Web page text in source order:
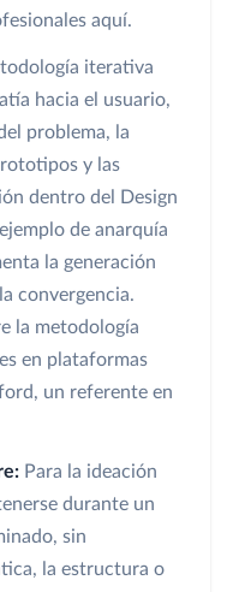
aquí.
iterativa
hacia el usuario,
problema, la
y las
dentro del Design
de anarquía
la generación
convergencia.
la metodología
en plataformas
un referente en
Para la ideación
durante un
sin
la estructura o